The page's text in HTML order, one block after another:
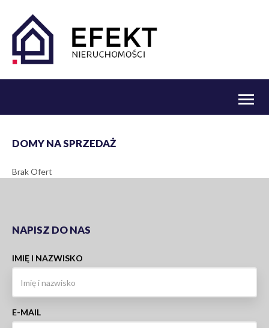
DOMY NA SPRZEDAŻ
Brak Ofert
NAPISZ DO NAS
IMIĘ I NAZWISKO
E-MAIL